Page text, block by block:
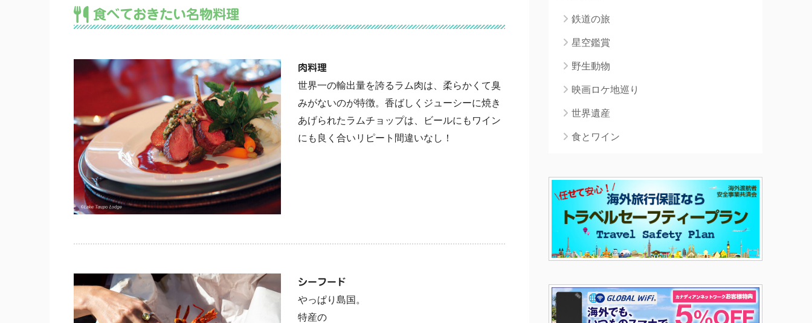
食べておきたい名物料理
肉料理
世界一の輸出量を誇るラム肉は、柔らかくて臭
みがないのが特徴。香ばしくジューシーに焼き
あげられたラムチョップは、ビールにもワイン
にも良く合いリピート間違いなし！
シーフード
やっぱり島国。
特産の
鉄道の旅
星空鑑賞
野生動物
映画ロケ地巡り
世界遺産
食とワイン